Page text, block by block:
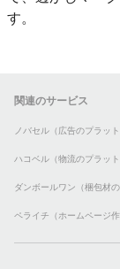
す。
関連のサービス
ノバセル（広告のプラット
ハコベル（物流のプラット
ダンボールワン（梱包材
ペライチ（ホームページ